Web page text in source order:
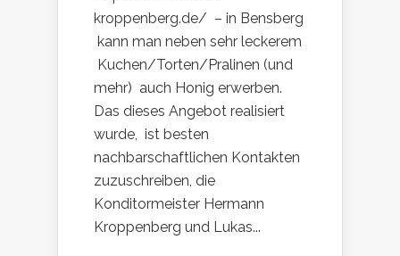
kroppenberg.de/ – in Bensberg
kann man neben sehr leckerem
Kuchen/Torten/Pralinen (und
mehr) auch Honig erwerben.
Das dieses Angebot realisiert
wurde, ist besten
nachbarschaftlichen Kontakten
zuzuschreiben, die
Konditormeister Hermann
Kroppenberg und Lukas...